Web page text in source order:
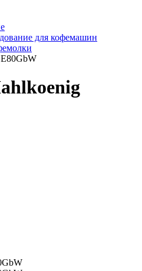
для кофемашин